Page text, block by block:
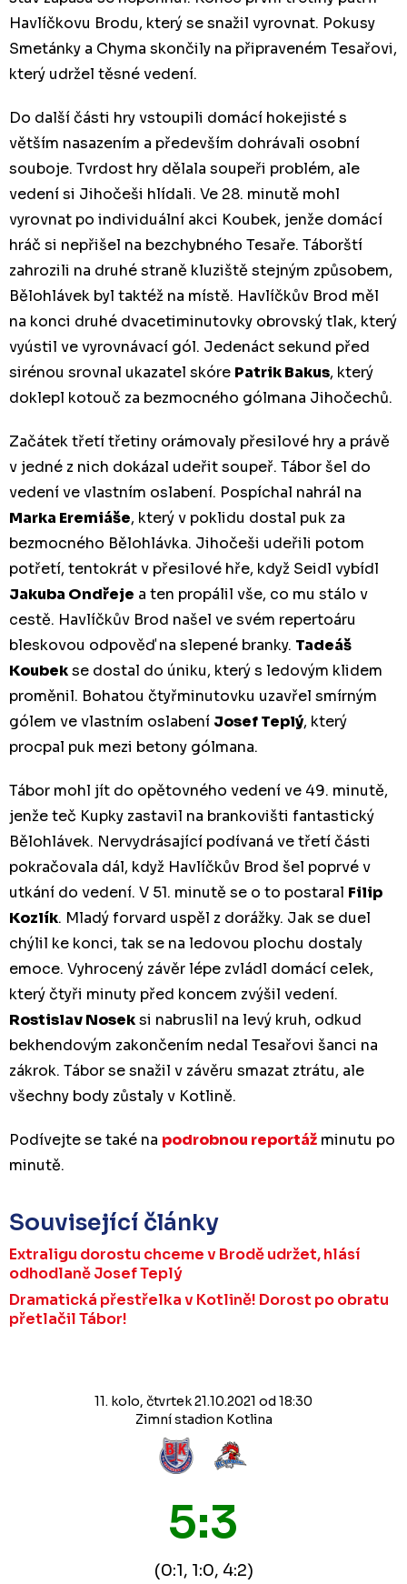
Havlíčkovu Brodu, který se snažil vyrovnat. Pokusy
Smetánky a Chyma skončily na připraveném Tesařovi,
který udržel těsné vedení.
Do další části hry vstoupili domácí hokejisté s
větším nasazením a především dohrávali osobní
souboje. Tvrdost hry dělala soupeři problém, ale
vedení si Jihočeši hlídali. Ve 28. minutě mohl
vyrovnat po individuální akci Koubek, jenže domácí
hráč si nepřišel na bezchybného Tesaře. Táborští
zahrozili na druhé straně kluziště stejným způsobem,
Bělohlávek byl taktéž na místě. Havlíčkův Brod měl
na konci druhé dvacetiminutovky obrovský tlak, který
vyústil ve vyrovnávací gól. Jedenáct sekund před
sirénou srovnal ukazatel skóre Patrik Bakus, který
doklepl kotouč za bezmocného gólmana Jihočechů.
Začátek třetí třetiny orámovaly přesilové hry a právě
v jedné z nich dokázal udeřit soupeř. Tábor šel do
vedení ve vlastním oslabení. Pospíchal nahrál na
Marka Eremiáše, který v poklidu dostal puk za
bezmocného Bělohlávka. Jihočeši udeřili potom
potřetí, tentokrát v přesilové hře, když Seidl vybídl
Jakuba Ondřeje a ten propálil vše, co mu stálo v
cestě. Havlíčkův Brod našel ve svém repertoáru
bleskovou odpověď na slepené branky. Tadeáš
Koubekse dostal do úniku, který s ledovým klidem
proměnil. Bohatou čtyřminutovku uzavřel smírným
gólem ve vlastním oslabení Josef Teplý, který
procpal puk mezi betony gólmana.
Tábor mohl jít do opětovného vedení ve 49. minutě,
jenže teč Kupky zastavil na brankovišti fantastický
Bělohlávek. Nervydrásající podívaná ve třetí části
pokračovala dál, když Havlíčkův Brod šel poprvé v
utkání do vedení. V 51. minutě se o to postaral Filip
Kozlík. Mladý forvard uspěl z dorážky. Jak se duel
chýlil ke konci, tak se na ledovou plochu dostaly
emoce. Vyhrocený závěr lépe zvládl domácí celek,
který čtyři minuty před koncem zvýšil vedení.
Rostislav Noseksi nabruslil na levý kruh, odkud
bekhendovým zakončením nedal Tesařovi šanci na
zákrok. Tábor se snažil v závěru smazat ztrátu, ale
všechny body zůstaly v Kotlině.
Podívejte se také na podrobnou reportáž minutu po
minutě.
Související články
Extraligu dorostu chceme v Brodě udržet, hlásí
odhodlaně Josef Teplý
Dramatická přestřelka v Kotlině! Dorost po obratu
přetlačil Tábor!
11. kolo, čtvrtek 21.10.2021 od 18:30
Zimní stadion Kotlina
5:3
(0:1, 1:0, 4:2)